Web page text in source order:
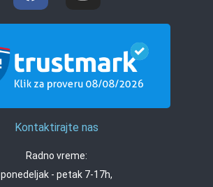
Kontaktirajte nas
Radno vreme:
ponedeljak - petak 7-17h,